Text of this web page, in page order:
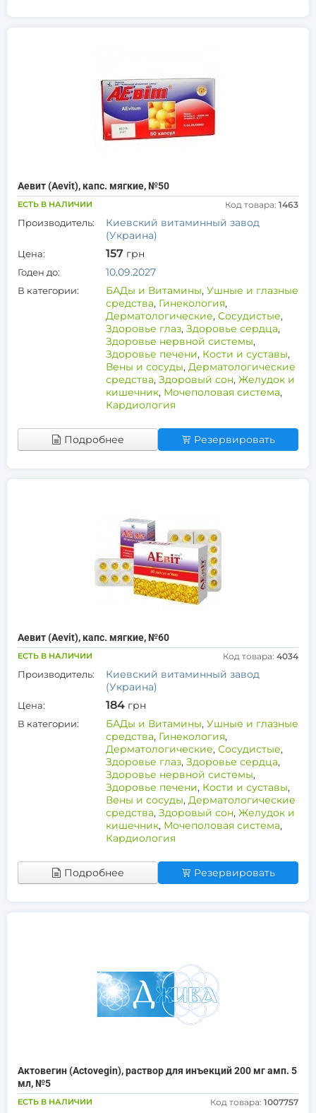
Аевит (Aevit), капс. мягкие, №50
ЕСТЬ В НАЛИЧИИ Код товара: 1463
Производитель:
Киевский витаминный завод
(Украина)
Цена: 157 грн
Годен до: 10.09.2027
В категории: БАДы и Витамины, Ушные и глазные
средства, Гинекология,
Дерматологические, Сосудистые,
Здоровье глаз, Здоровье сердца,
Здоровье нервной системы,
Здоровье печени, Кости и суставы,
Вены и сосуды, Дерматологические
средства, Здоровый сон, Желудок и
кишечник, Мочеполовая система,
Кардиология
Подробнее Резервировать
Аевит (Aevit), капс. мягкие, №60
ЕСТЬ В НАЛИЧИИ Код товара: 4034
Производитель:
Киевский витаминный завод
(Украина)
Цена: 184 грн
В категории: БАДы и Витамины, Ушные и глазные
средства, Гинекология,
Дерматологические, Сосудистые,
Здоровье глаз, Здоровье сердца,
Здоровье нервной системы,
Здоровье печени, Кости и суставы,
Вены и сосуды, Дерматологические
средства, Здоровый сон, Желудок и
кишечник, Мочеполовая система,
Кардиология
Подробнее Резервировать
Актовегин (Actovegin), раствор для инъекций 200 мг амп. 5
мл, №5
ЕСТЬ В НАЛИЧИИ Код товара: 1007757